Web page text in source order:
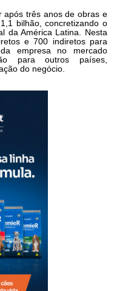
após três anos de obras e
bilhão, concretizando o
da América Latina. Nesta
e 700 indiretos para
empresa no mercado
para outros países,
do negócio.